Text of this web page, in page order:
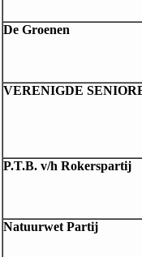
De Groenen
VERENIGDE
P.T.B. v/h Rokerspartij
Natuurwet Partij